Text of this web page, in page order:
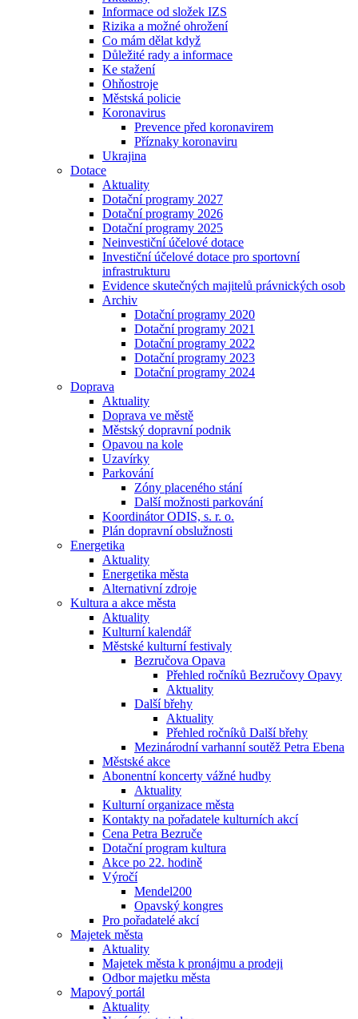
Informace od složek IZS
Rizika a možné ohrožení
Co mám dělat když
Důležité rady a informace
Ke stažení
Ohňostroje
Městská policie
Koronavirus
Prevence před koronavirem
Příznaky koronaviru
Ukrajina
Dotace
Aktuality
Dotační programy 2027
Dotační programy 2026
Dotační programy 2025
Neinvestiční účelové dotace
Investiční účelové dotace pro sportovní
infrastrukturu
Evidence skutečných majitelů právnických osob
Archiv
Dotační programy 2020
Dotační programy 2021
Dotační programy 2022
Dotační programy 2023
Dotační programy 2024
Doprava
Aktuality
Doprava ve městě
Městský dopravní podnik
Opavou na kole
Uzavírky
Parkování
Zóny placeného stání
Další možnosti parkování
Koordinátor ODIS, s. r. o.
Plán dopravní obslužnosti
Energetika
Aktuality
Energetika města
Alternativní zdroje
Kultura a akce města
Aktuality
Kulturní kalendář
Městské kulturní festivaly
Bezručova Opava
Přehled ročníků Bezručovy Opavy
Aktuality
Další břehy
Aktuality
Přehled ročníků Další břehy
Mezinárodní varhanní soutěž Petra Ebena
Městské akce
Abonentní koncerty vážné hudby
Aktuality
Kulturní organizace města
Kontakty na pořadatele kulturních akcí
Cena Petra Bezruče
Dotační program kultura
Akce po 22. hodině
Výročí
Mendel200
Opavský kongres
Pro pořadatelé akcí
Majetek města
Aktuality
Majetek města k pronájmu a prodeji
Odbor majetku města
Mapový portál
Aktuality